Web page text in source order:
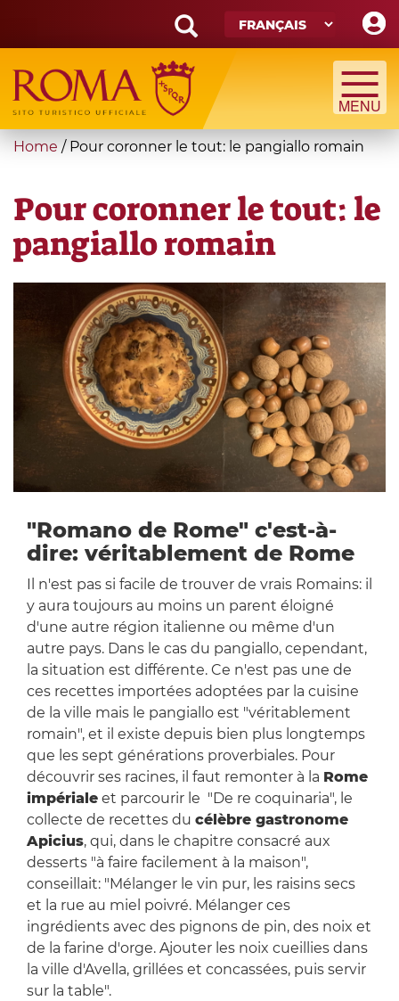
main
content
Search
form
Recherche
You
here
Home / Pour coronner le tout: le pangiallo romain
Pour coronner le tout: le
pangiallo romain
"Romano de Rome" c'est-à-
dire: véritablement de Rome
Il n'est pas si facile de trouver de vrais Romains: il
y aura toujours au moins un parent éloigné
d'une autre région italienne ou même d'un
autre pays. Dans le cas du pangiallo, cependant,
la situation est différente. Ce n'est pas une de
ces recettes importées adoptées par la cuisine
de la ville mais le pangiallo est "véritablement
romain", et il existe depuis bien plus longtemps
que les sept générations proverbiales. Pour
découvrir ses racines, il faut remonter à la Rome
impérialeet parcourir le "De re coquinaria", le
collecte de recettes du célèbre gastronome
Apicius, qui, dans le chapitre consacré aux
desserts "à faire facilement à la maison",
conseillait: "Mélanger le vin pur, les raisins secs
et la rue au miel poivré. Mélanger ces
ingrédients avec des pignons de pin, des noix et
de la farine d'orge. Ajouter les noix cueillies dans
la ville d'Avella, grillées et concassées, puis servir
sur la table".